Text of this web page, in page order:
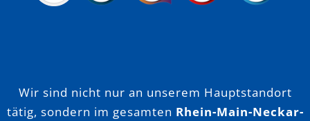
Wir sind nicht nur an unserem Hauptstandort
tätig, sondern im gesamten Rhein-Main-Neckar-